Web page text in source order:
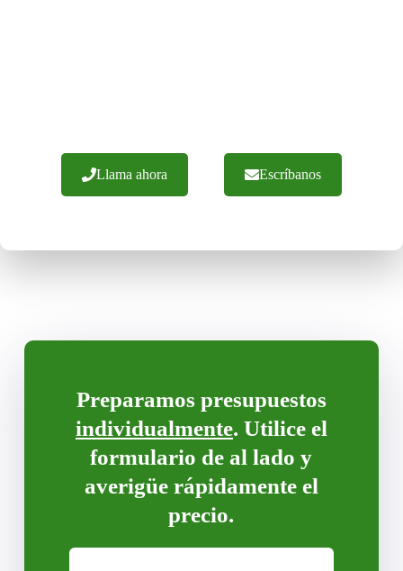
Llama ahora Escríbanos
Preparamos presupuestos
individualmente. Utilice el
formulario de al lado y
averigüe rápidamente el
precio.